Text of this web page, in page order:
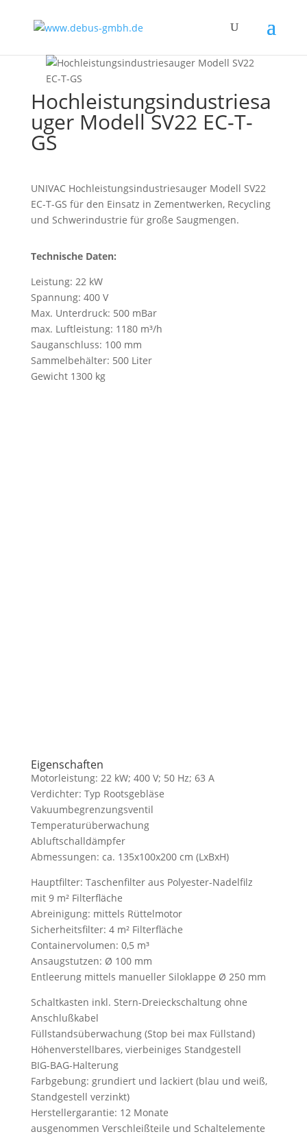
Hochleistungsindustriesa
uger Modell SV22 EC-T-
GS
UNIVAC Hochleistungsindustriesauger Modell SV22
EC-T-GS für den Einsatz in Zementwerken, Recycling
und Schwerindustrie für große Saugmengen.
Technische Daten:
Leistung: 22 kW
Spannung: 400 V
Max. Unterdruck: 500 mBar
max. Luftleistung: 1180 m³/h
Sauganschluss: 100 mm
Sammelbehälter: 500 Liter
Gewicht 1300 kg
Eigenschaften
Motorleistung: 22 kW; 400 V; 50 Hz; 63 A
Verdichter: Typ Rootsgebläse
Vakuumbegrenzungsventil
Temperaturüberwachung
Abluftschalldämpfer
Abmessungen: ca. 135x100x200 cm (LxBxH)
Hauptfilter: Taschenfilter aus Polyester-Nadelfilz
mit 9 m² Filterfläche
Abreinigung: mittels Rüttelmotor
Sicherheitsfilter: 4 m² Filterfläche
Containervolumen: 0,5 m³
Ansaugstutzen: Ø 100 mm
Entleerung mittels manueller Siloklappe Ø 250 mm
Schaltkasten inkl. Stern-Dreieckschaltung ohne
Anschlußkabel
Füllstandsüberwachung (Stop bei max Füllstand)
Höhenverstellbares, vierbeiniges Standgestell
BIG-BAG-Halterung
Farbgebung: grundiert und lackiert (blau und weiß,
Standgestell verzinkt)
Herstellergarantie: 12 Monate
ausgenommen Verschleißteile und Schaltelemente